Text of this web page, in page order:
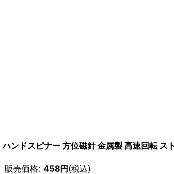
ハンドスピナー 方位磁針 金属製 高速回転 ス
販売価格: 458円(税込)